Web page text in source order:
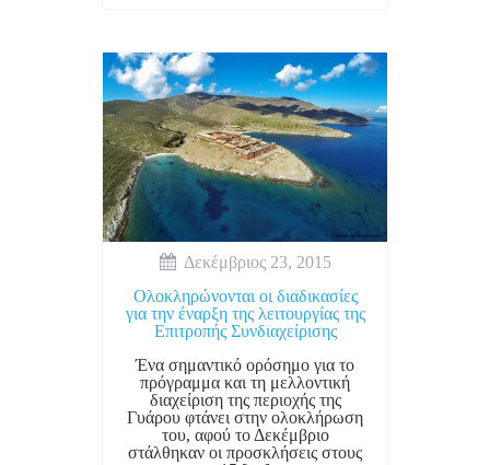
Δεκέμβριος 23, 2015
Ολοκληρώνονται οι διαδικασίες
για την έναρξη της λειτουργίας της
Επιτροπής Συνδιαχείρισης
Ένα σημαντικό ορόσημο για το
πρόγραμμα και τη μελλοντική
διαχείριση της περιοχής της
Γυάρου φτάνει στην ολοκλήρωση
του, αφού το Δεκέμβριο
στάλθηκαν οι προσκλήσεις στους